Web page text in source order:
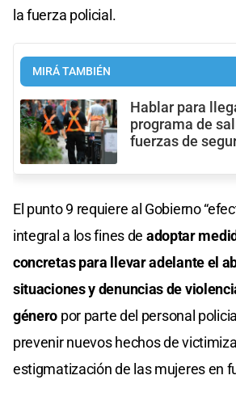
la fuerza policial.
MIRÁ TAMBIÉN
Hablar para
programa de
fuerzas de
El punto 9 requiere al Gobierno
integral a los fines de adoptar
concretas para llevar adelante el
situaciones y denuncias de
género por parte del personal
prevenir nuevos hechos de
estigmatización de las mujeres en